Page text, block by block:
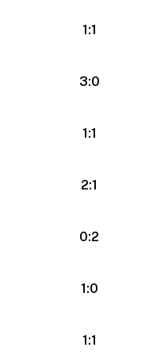
1:1
3:0
1:1
2:1
0:2
1:0
1:1